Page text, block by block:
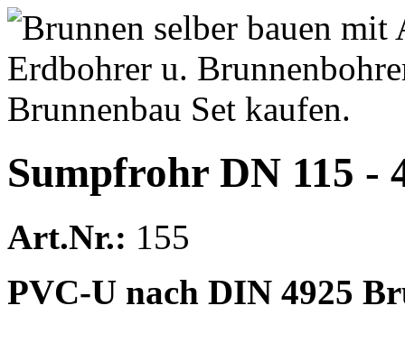
Sumpfrohr DN 115 -
Art.Nr.: 155
PVC-U nach DIN 4925